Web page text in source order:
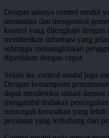
Dengan adanya control modul
memantau dan mengontrol
kontrol yang dilengkapi dengan
memberikan informasi yang
sehingga memungkinkan
diperlukan dengan cepat.
Selain itu, control modul juga
Dengan kemampuan
dapat mendeteksi situasi darurat
mengambil tindakan
mencegah kerusakan yang
peralatan yang terhubung dari